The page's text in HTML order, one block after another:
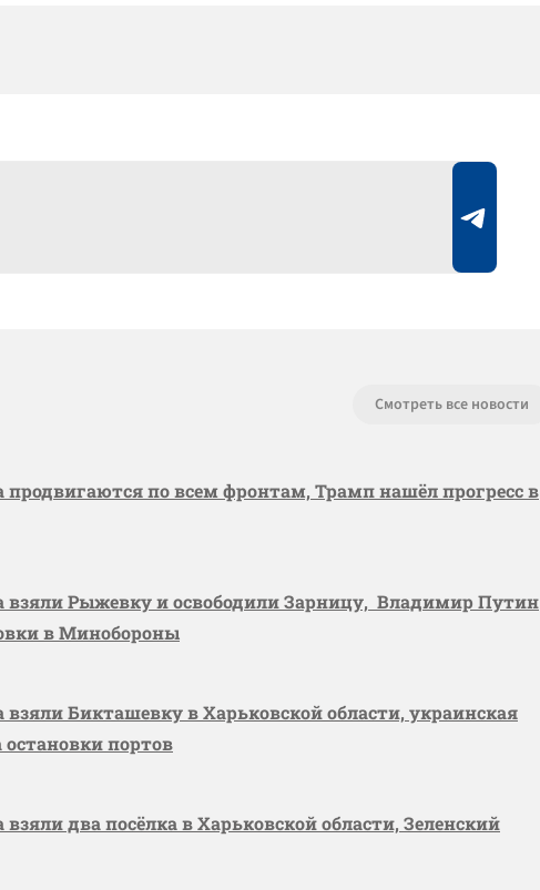
Смотреть все новости
продвигаются по всем фронтам, Трамп нашёл прогресс в
взяли Рыжевку и освободили Зарницу, Владимир Путин
в Минобороны
взяли Бикташевку в Харьковской области, украинская
портов
два посёлка в Харьковской области, Зеленский